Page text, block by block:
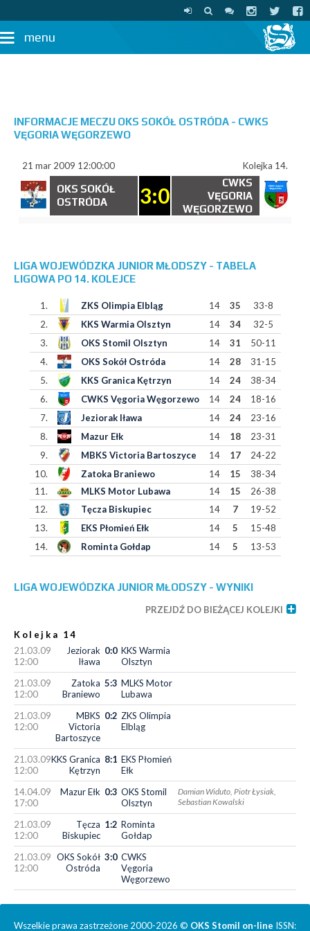
menu
INFORMACJE MECZU OKS SOKÓŁ OSTRÓDA - CWKS
VĘGORIA WĘGORZEWO
21 mar 2009 12:00:00 Kolejka 14.
OKS SOKÓŁ
OSTRÓDA
3:0
CWKS
VĘGORIA
WĘGORZEWO
LIGA WOJEWÓDZKA JUNIOR MŁODSZY - TABELA
LIGOWA PO 14. KOLEJCE
1. ZKS Olimpia Elbląg 14 35
33-8
2.
KKS Warmia Olsztyn 14 34
32-5
3.
OKS Stomil Olsztyn 14 31
50-11
4.
OKS Sokół Ostróda 14 28
31-15
5.
KKS Granica Kętrzyn 14 24
38-34
6.
CWKS Vęgoria Węgorzewo 14 24
18-16
7.
Jeziorak Iława 14 24
23-16
8.
Mazur Ełk 14 18
23-31
9.
MBKS Victoria Bartoszyce 14 17
24-22
10.
Zatoka Braniewo 14 15
38-34
11.
MLKS Motor Lubawa 14 15
26-38
12.
Tęcza Biskupiec 14 7
19-52
13.
EKS Płomień Ełk 14 5
15-48
14.
Rominta Gołdap 14 5 13-53
LIGA WOJEWÓDZKA JUNIOR MŁODSZY - WYNIKI
PRZEJDŹ DO BIEŻĄCEJ KOLEJKI
Kolejka 14
21.03.09
12:00
Jeziorak
Iława
0:0 KKS Warmia
Olsztyn
21.03.09
12:00
Zatoka
Braniewo
5:3 MLKS Motor
Lubawa
21.03.09
12:00
MBKS
Victoria
Bartoszyce
0:2 ZKS Olimpia
Elbląg
21.03.09
12:00
KKS Granica
Kętrzyn
8:1 EKS Płomień
Ełk
14.04.09
17:00
Mazur Ełk 0:3 OKS Stomil
Olsztyn
Damian Widuto, Piotr Łysiak,
Sebastian Kowalski
21.03.09
12:00
Tęcza
Biskupiec
1:2 Rominta
Gołdap
21.03.09
12:00
OKS Sokół
Ostróda
3:0 CWKS
Vęgoria
Węgorzewo
Wszelkie prawa zastrzeżone 2000-2026 © OKS Stomil on-line ISSN: